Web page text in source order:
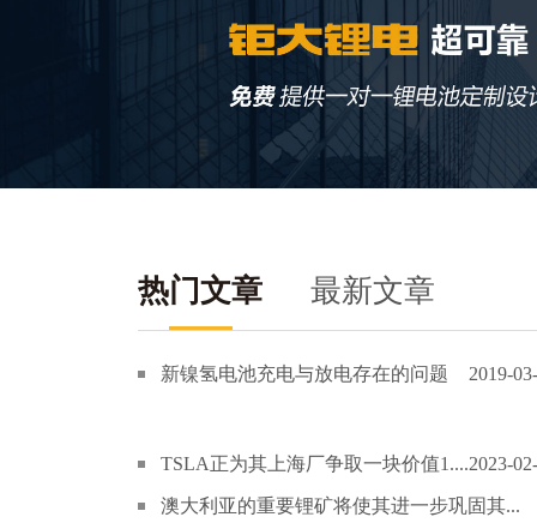
热门文章 最新文章
新镍氢电池充电与放电存在的问题 2019-
TSLA正为其上海厂争取一块价值1....2023-
澳大利亚的重要锂矿将使其进一步巩固其...